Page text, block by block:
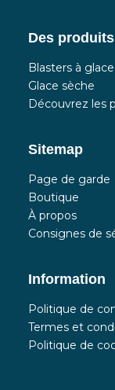
Des produits
Blasters à
Glace sèche
Découvrez les
Sitemap
Page de garde
Boutique
À propos
Consignes de
Information
Politique de
Termes et
Politique de